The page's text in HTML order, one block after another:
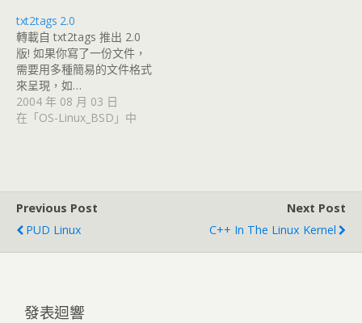
txt2tags 2.0
轉載自 txt2tags 推出 2.0
版! 如果你寫了一份文件，
需要用多種簡易的文件格式
來呈現，如…
2004 年 08 月 03 日
在「OS-Linux_BSD」中
Previous Post
PUD Linux
Next Post
C++ In The Linux Kernel
發表迴響